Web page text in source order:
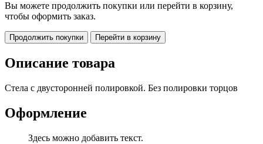
Вы можете продолжить покупки или перейти в корзину,
чтобы оформить заказ.
Продолжить покупки Перейти в корзину
Описание товара
Стела с двусторонней полировкой. Без полировки торцов
Оформление
Здесь можно добавить текст.